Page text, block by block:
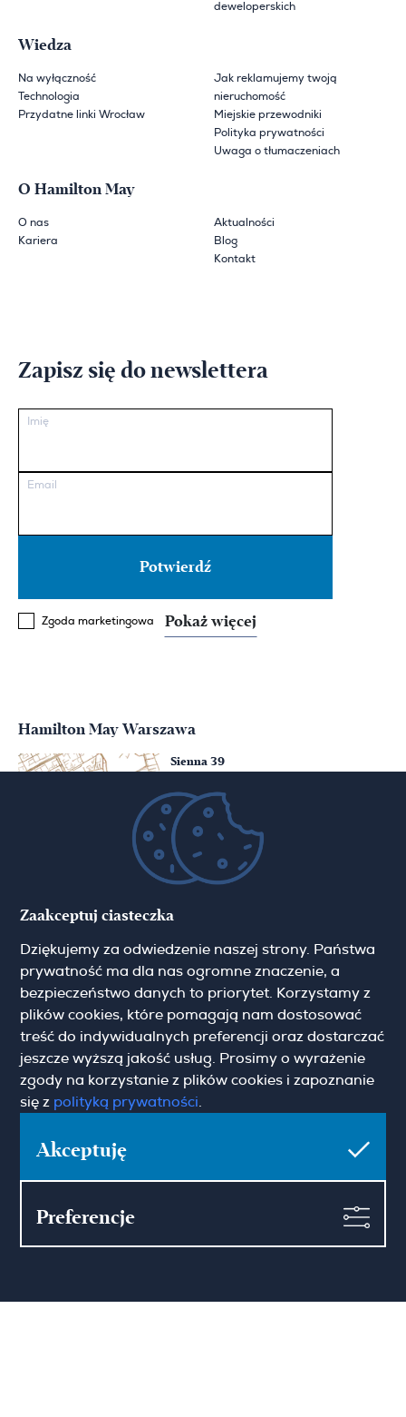
deweloperskich
Wiedza
Na wyłączność
Technologia
Przydatne linki Wrocław
Jak reklamujemy twoją
nieruchomość
Miejskie przewodniki
Polityka prywatności
Uwaga o tłumaczeniach
O Hamilton May
O nas
Kariera
Aktualności
Blog
Kontakt
Zapisz się do newslettera
Imię
Email
Zgoda marketingowa Pokaż więcej
Hamilton May Warszawa
Sienna 39
(+48) 22 428 16 15
warsaw@hamiltonmay.com
31-117 Krakow
(+48) 12 426 51 26
krakow@hamiltonmay.com
Hamilton May Wrocław
Zaakceptuj ciasteczka
Dziękujemy za odwiedzenie naszej strony. Państwa
prywatność ma dla nas ogromne znaczenie, a
bezpieczeństwo danych to priorytet. Korzystamy z
plików cookies, które pomagają nam dostosować
treść do indywidualnych preferencji oraz dostarczać
jeszcze wyższą jakość usług. Prosimy o wyrażenie
zgody na korzystanie z plików cookies i zapoznanie
się z polityką prywatności
Akceptuję
Preferencje